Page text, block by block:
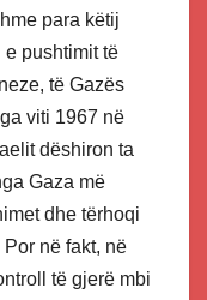
para këtij
pushtimit të
të Gazës
viti 1967 në
dëshiron ta
Gaza më
dhe tërhoqi
në fakt, në
të gjerë mbi